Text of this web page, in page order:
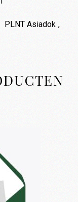
PLNT Asiadok ,